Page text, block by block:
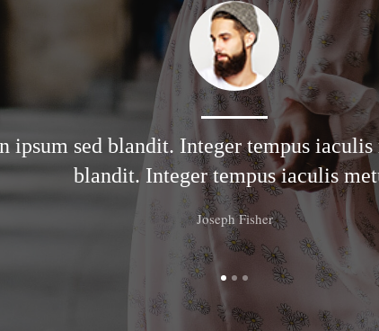
ipsum sed blandit. Integer tempus iaculis
blandit. Integer tempus iaculis
Joseph Fisher